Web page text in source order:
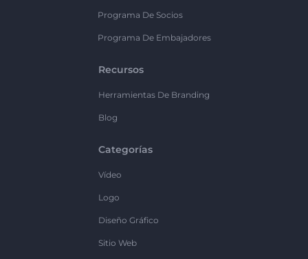
Programa De Socios
Programa De Embajadores
Recursos
Herramientas De Branding
Blog
Categorías
Vídeo
Logo
Diseño Gráfico
Sitio Web